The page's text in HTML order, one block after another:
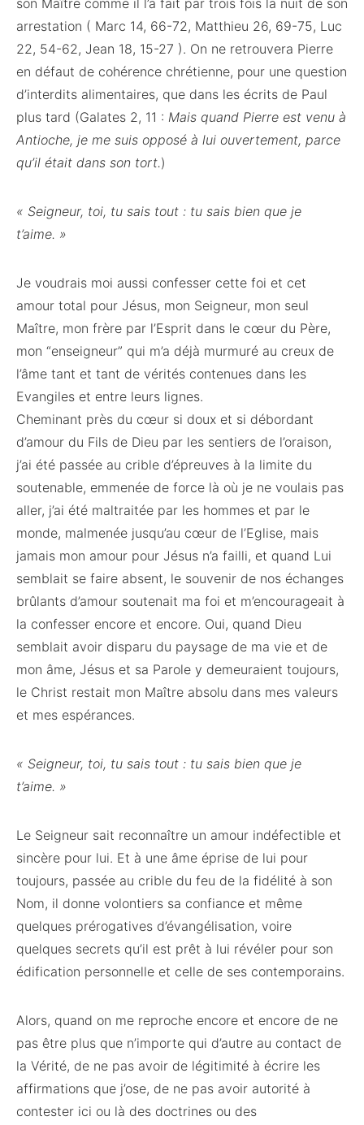
son Maître comme il l’a fait par trois fois la nuit de son
arrestation ( Marc 14, 66-72, Matthieu 26, 69-75, Luc
22, 54-62, Jean 18, 15-27 ). On ne retrouvera Pierre
en défaut de cohérence chrétienne, pour une question
d’interdits alimentaires, que dans les écrits de Paul
plus tard (Galates 2, 11 : Mais quand Pierre est venu à
Antioche, je me suis opposé à lui ouvertement, parce
qu’il était dans son tort.)
« Seigneur, toi, tu sais tout : tu sais bien que je
t’aime. »
Je voudrais moi aussi confesser cette foi et cet
amour total pour Jésus, mon Seigneur, mon seul
Maître, mon frère par l’Esprit dans le cœur du Père,
mon “enseigneur” qui m’a déjà murmuré au creux de
l’âme tant et tant de vérités contenues dans les
Evangiles et entre leurs lignes.
Cheminant près du cœur si doux et si débordant
d’amour du Fils de Dieu par les sentiers de l’oraison,
j’ai été passée au crible d’épreuves à la limite du
soutenable, emmenée de force là où je ne voulais pas
aller, j’ai été maltraitée par les hommes et par le
monde, malmenée jusqu’au cœur de l’Eglise, mais
jamais mon amour pour Jésus n’a failli, et quand Lui
semblait se faire absent, le souvenir de nos échanges
brûlants d’amour soutenait ma foi et m’encourageait à
la confesser encore et encore. Oui, quand Dieu
semblait avoir disparu du paysage de ma vie et de
mon âme, Jésus et sa Parole y demeuraient toujours,
le Christ restait mon Maître absolu dans mes valeurs
et mes espérances.
« Seigneur, toi, tu sais tout : tu sais bien que je
t’aime. »
Le Seigneur sait reconnaître un amour indéfectible et
sincère pour lui. Et à une âme éprise de lui pour
toujours, passée au crible du feu de la fidélité à son
Nom, il donne volontiers sa confiance et même
quelques prérogatives d’évangélisation, voire
quelques secrets qu’il est prêt à lui révéler pour son
édification personnelle et celle de ses contemporains.
Alors, quand on me reproche encore et encore de ne
pas être plus que n’importe qui d’autre au contact de
la Vérité, de ne pas avoir de légitimité à écrire les
affirmations que j’ose, de ne pas avoir autorité à
contester ici ou là des doctrines ou des